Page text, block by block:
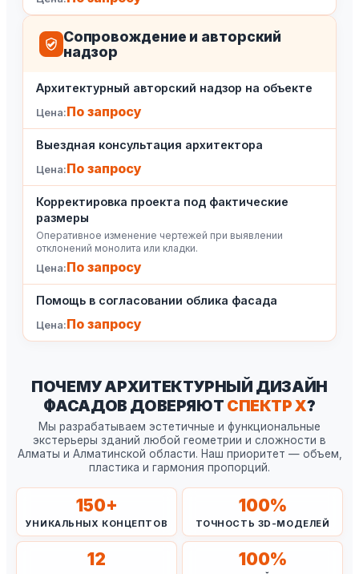
Сопровождение и авторский
надзор
Архитектурный авторский надзор на объекте
По запросу
Выездная консультация архитектора
По запросу
Корректировка проекта под фактические
размеры
Оперативное изменение чертежей при выявлении
отклонений монолита или кладки.
По запросу
Помощь в согласовании облика фасада
По запросу
ПОЧЕМУ АРХИТЕКТУРНЫЙ ДИЗАЙН
ФАСАДОВ ДОВЕРЯЮТ СПЕКТР X?
Мы разрабатываем эстетичные и функциональные
экстерьеры зданий любой геометрии и сложности в
Алматы и Алматинской области. Наш приоритет — объем,
пластика и гармония пропорций.
150+
УНИКАЛЬНЫХ КОНЦЕПТОВ
100%
ТОЧНОСТЬ 3D-МОДЕЛЕЙ
12 100%